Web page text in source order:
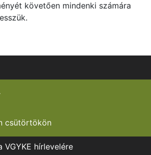
követően mindenki számára
csütörtökön
hírlevelére